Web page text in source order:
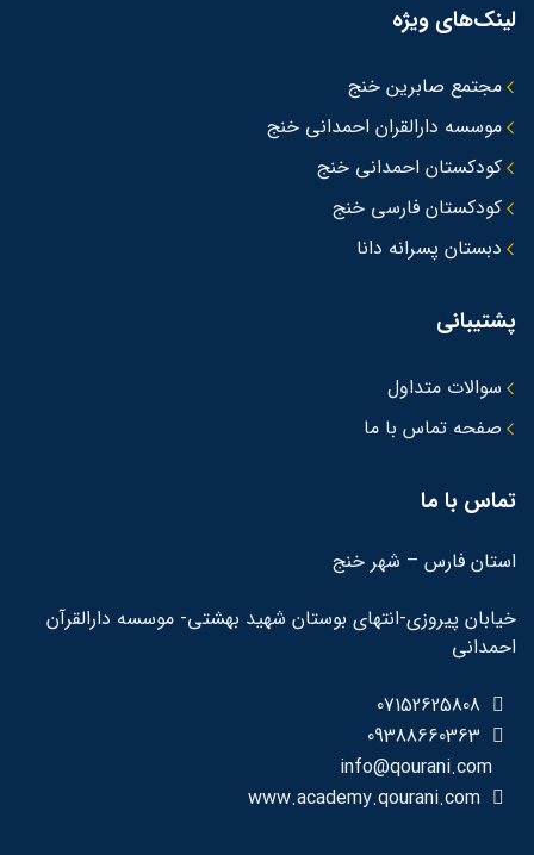
لینک‌های ویژه
مجتمع صابرین خنج
موسسه دارالقران احمدانی خنج
کودکستان احمدانی خنج
کودکستان فارسی خنج
دبستان پسرانه دانا
پشتیبانی
سوالات متداول
صفحه تماس با ما
تماس با ما
استان فارس – شهر خنج
خیابان پیروزی-انتهای بوستان شهید بهشتی- موسسه دارالقرآن
احمدانی
07152625808
09388660363
info@qourani.com
www.academy.qourani.com